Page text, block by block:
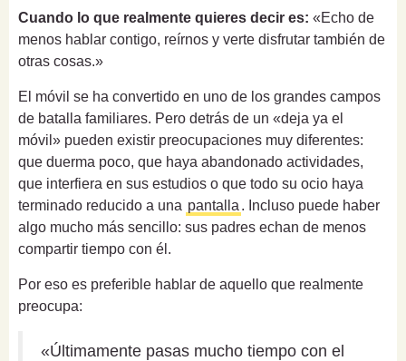
Cuando lo que realmente quieres decir es: «Echo de
menos hablar contigo, reírnos y verte disfrutar también de
otras cosas.»
El móvil se ha convertido en uno de los grandes campos
de batalla familiares. Pero detrás de un «deja ya el
móvil» pueden existir preocupaciones muy diferentes:
que duerma poco, que haya abandonado actividades,
que interfiera en sus estudios o que todo su ocio haya
terminado reducido a una pantalla . Incluso puede haber
algo mucho más sencillo: sus padres echan de menos
compartir tiempo con él.
Por eso es preferible hablar de aquello que realmente
preocupa:
«Últimamente pasas mucho tiempo con el